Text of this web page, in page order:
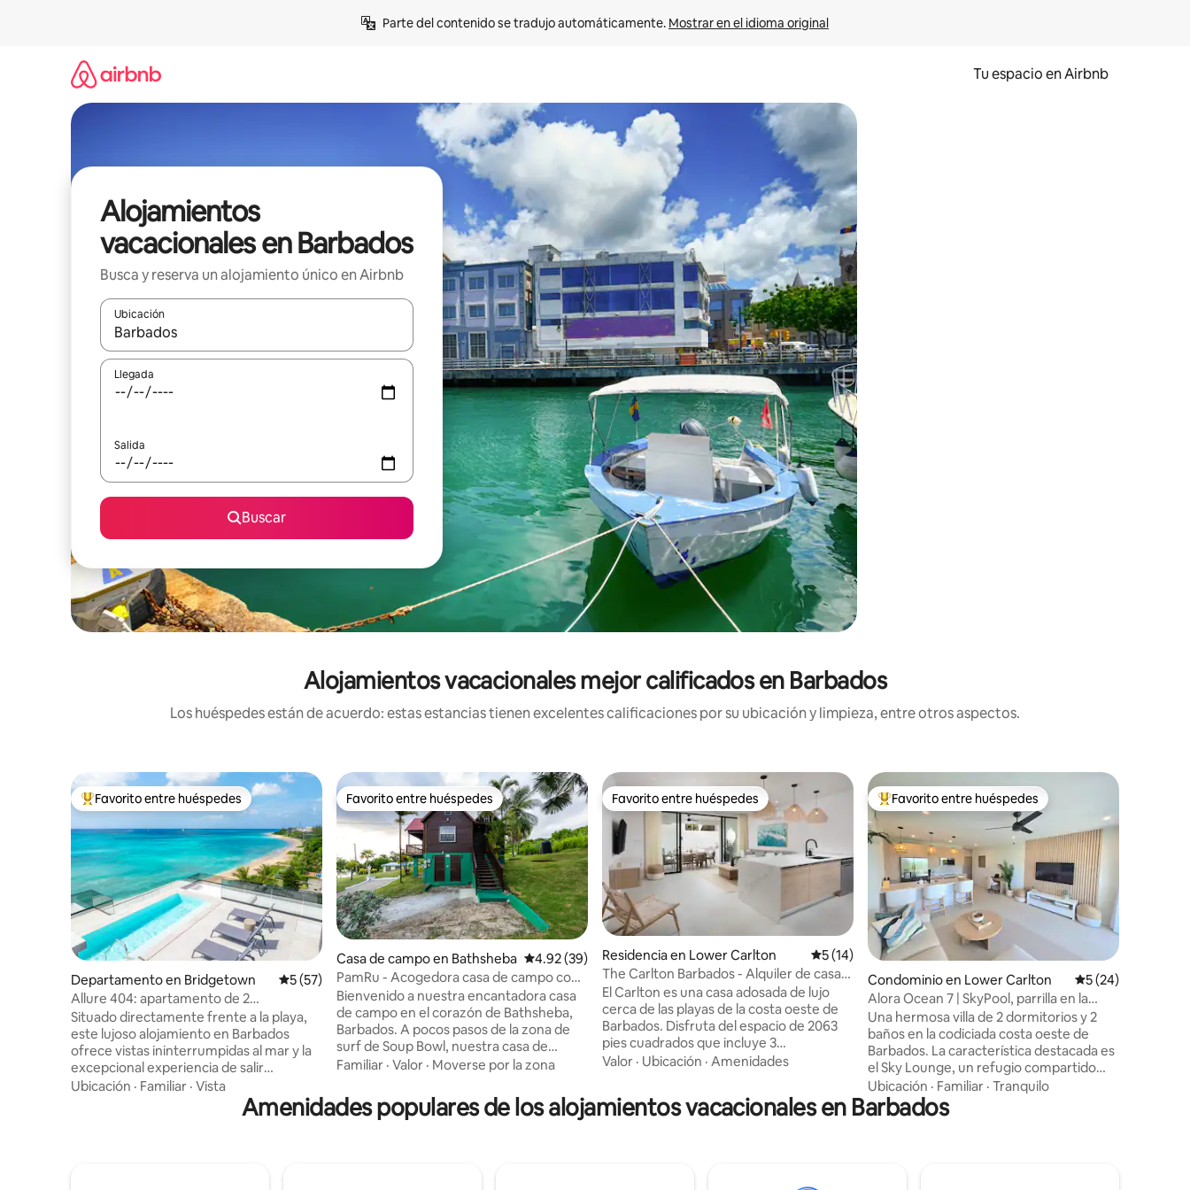
Parte del contenido se tradujo automáticamente. Mostrar en el idioma original
Tu espacio en Airbnb
Alojamientos
vacacionales en Barbados
Busca y reserva un alojamiento único en Airbnb
Ubicación
Cuando los resultados estén disponibles, podrás navegar usando las teclas de las flechas hacia arriba y hacia abajo, o bien tocando y deslizando la pantalla.
Llegada
Salida
Buscar
Alojamientos vacacionales mejor calificados en Barbados
Los huéspedes están de acuerdo: estas estancias tienen excelentes calificaciones por su ubicación y limpieza, entre otros aspectos.
De los mejores en Favorito entre huéspedes
Favorito entre huéspedes
Departamento en Bridgetown Calificación promedio: 5 de 5; 57 evaluaciones
5 (57)
Allure 404: apartamento de 2
dormitorios frente a la playa
Situado directamente frente a la playa,
este lujoso alojamiento en Barbados
ofrece vistas ininterrumpidas al mar y la
excepcional experiencia de salir
directamente de tu puerta a la suave
arena blanca. Diseñado para la
comodidad, el estilo y la relajación. Este
Ubicación · Familiar · Vista
Favorito entre huéspedes
Favorito entre huéspedes
Casa de campo en Bathsheba Calificación promedio: 4.92 de 5; 39 evaluaciones
4.92 (39)
PamRu - Acogedora casa de campo con
vistas impresionantes
Bienvenido a nuestra encantadora casa
de campo en el corazón de Bathsheba,
Barbados. A pocos pasos de la zona de
surf de Soup Bowl, nuestra casa de
campo ofrece una mezcla de
Despiértate con el relajante sonido de las
olas del mar y disfruta de impresionantes
Familiar · Valor · Moverse por la zona
Favorito entre huéspedes
Favorito entre huéspedes
Residencia en Lower Carlton Calificación promedio: 5 de 5; 14 evaluaciones
5 (14)
The Carlton Barbados - Alquiler de casas
adosadas de lujo
El Carlton es una casa adosada de lujo
cerca de las playas de la costa oeste de
Barbados. Disfruta del espacio de 2063
pies cuadrados que incluye 3
dormitorios, 3 baños, piscina profunda
vida nocturna en Holetown y
Valor · Ubicación · Amenidades
De los mejores en Favorito entre huéspedes
Favorito entre huéspedes
Condominio en Lower Carlton Calificación
5 (24)
Alora Ocean 7 | SkyPool, parrilla en la
azotea y vista al mar
Una hermosa villa de 2 dormitorios y 2
baños en la codiciada costa oeste de
Barbados. La característica destacada es
el Sky Lounge, un refugio compartido
elevado con piscina, terraza y vistas al
mar. Es el lugar perfecto para disfrutar
del sol caribeño durante el día y relajarse
Ubicación · Familiar · Tranquilo
Amenidades populares de los alojamientos vacacionales en Barbados